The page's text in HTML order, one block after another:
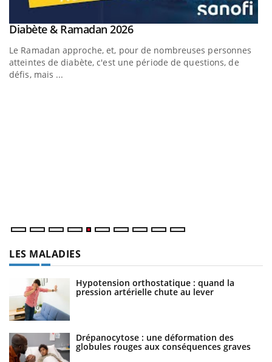
Youtube
Diabète & Ramadan 2026Youtube
Le Ramadan approche, et, pour de nombreuses personnes
atteintes de diabète, c'est une période de questions, de
défis, mais ...
LES MALADIES
Hypotension orthostatique : quand la
pression artérielle chute au lever
Drépanocytose : une déformation des
globules rouges aux conséquences graves